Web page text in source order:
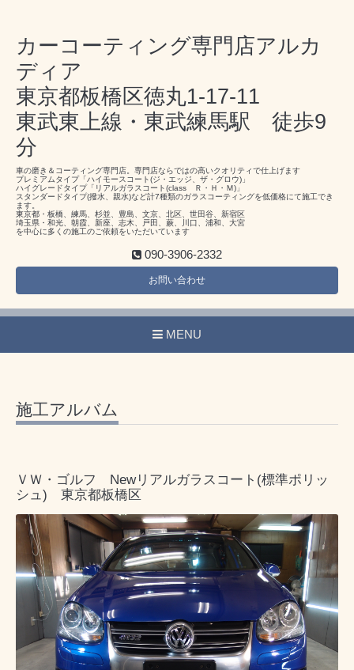
カーコーティング専門店アルカ
ディア
東京都板橋区徳丸1-17-11
東武東上線・東武練馬駅 徒歩9
分
車の磨き＆コーティング専門店。専門店ならではの高いクオリティで仕上げます
プレミアムタイプ「ハイモースコート(ジ・エッジ、ザ・グロウ)」
ハイグレードタイプ「リアルガラスコート(class Ｒ・Ｈ・Ｍ)」
スタンダードタイプ(撥水、親水)など計7種類のガラスコーティングを低価格にて施工でき
ます。
東京都・板橋、練馬、杉並、豊島、文京、北区、世田谷、新宿区
埼玉県・和光、朝霞、新座、志木、戸田、蕨、川口、浦和、大宮
を中心に多くの施工のご依頼をいただいています
090-3906-2332
お問い合わせ
MENU
施工アルバム
ＶＷ・ゴルフ Newリアルガラスコート(標準ポリッ
シュ) 東京都板橋区